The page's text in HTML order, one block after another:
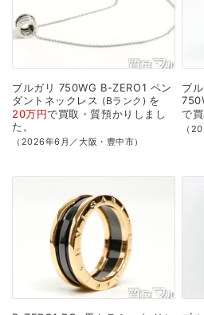
ブルガリ 750WG B-ZERO1 ペン
ダントネックレス
Bランク
を
20万円で買取・質預かり しまし
た。
（2026年6月／大阪・豊中市）
ブ
で
（